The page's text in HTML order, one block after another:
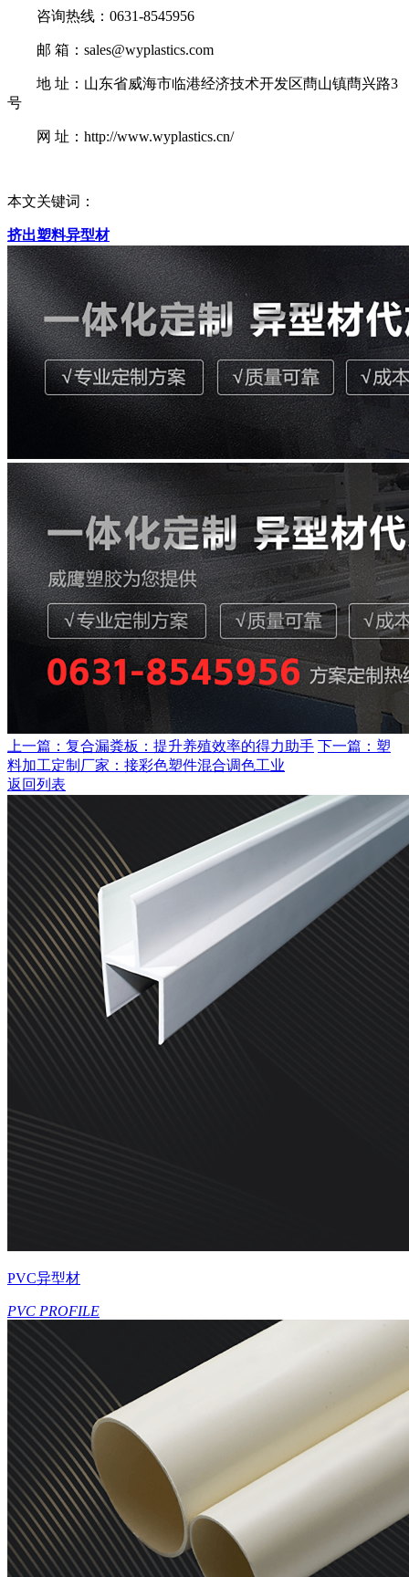
咨询热线：0631-8545956
邮 箱：sales@wyplastics.com
地 址：山东省威海市临港经济技术开发区蔄山镇蔄兴路3
号
网 址：http://www.wyplastics.cn/
本文关键词：
挤出塑料异型材
上一篇：复合漏粪板：提升养殖效率的得力助手 下一篇：塑
料加工定制厂家：接彩色塑件混合调色工业
返回列表
PVC异型材
PVC PROFILE